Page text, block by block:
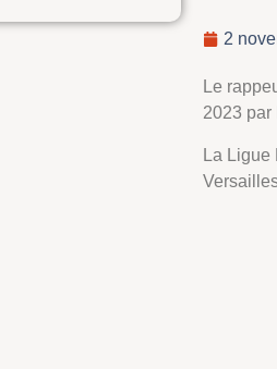
2
Le
2023 par
La Ligue